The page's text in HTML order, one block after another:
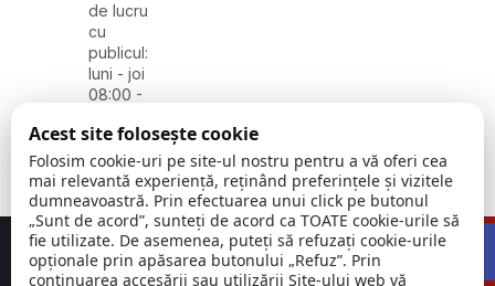
de lucru
cu
publicul:
luni - joi
08:00 -
vineri
8:00 -
14:00
Concept realizat deBig Media Relații Publice SRL
Acest site folosește cookie
Folosim cookie-uri pe site-ul nostru pentru a vă oferi cea
mai relevantă experiență, reținând preferințele și vizitele
dumneavoastră. Prin efectuarea unui click pe butonul
„Sunt de acord”, sunteți de acord ca TOATE cookie-urile să
fie utilizate. De asemenea, puteți să refuzați cookie-urile
opționale prin apăsarea butonului „Refuz”. Prin
continuarea accesării sau utilizării Site-ului web vă